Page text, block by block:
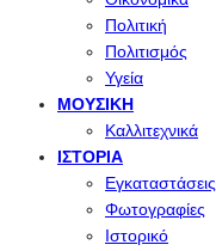
Πολιτική
Πολιτισμός
Υγεία
ΜΟΥΣΙΚΉ
Καλλιτεχνικά
ΙΣΤΟΡΊΑ
Εγκαταστάσεις
Φωτογραφίες
Ιστορικό